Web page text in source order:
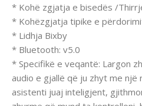
* Kohë zgjatja e bisedës /
* Kohëzgjatja tipike e
* Lidhja Bixby
* Bluetooth: v5.0
* Specifikë e veqantë: Largon
audio e gjallë që ju zhyt me
asistenti juaj inteligjent,